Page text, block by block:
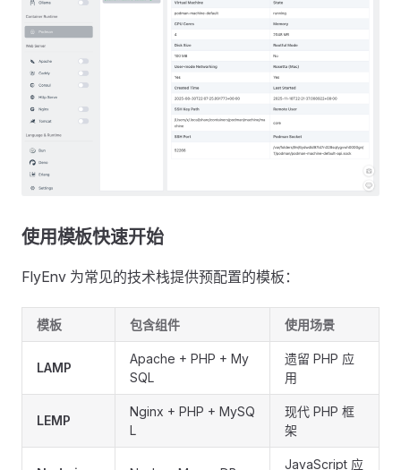
使用模板快速开始
FlyEnv 为常见的技术栈提供预配置的模板：
模板 包含组件 使用场景
LAMP
Apache + PHP + My
SQL
遗留 PHP 应
用
LEMP
Nginx + PHP + MySQ
L
现代 PHP 框
架
JavaScript 应